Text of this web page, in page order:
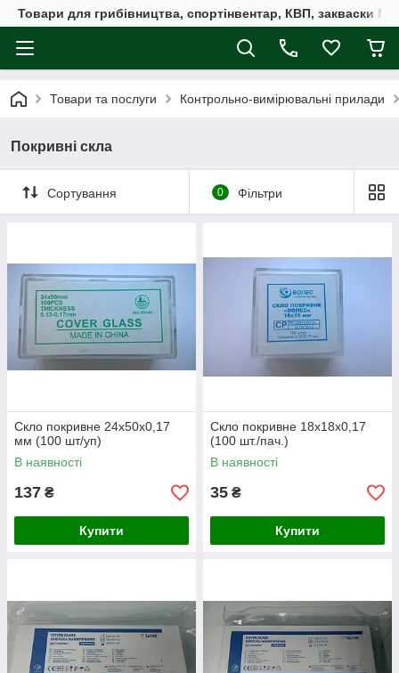
Товари для грибівництва, спортінвентар, КВП, закваски
Товари та послуги Контрольно-вимірювальні прилади
Покривні скла
Сортування 0 Фільтри
Скло покривне 24х50х0,17
мм (100 шт/уп)
В наявності
137 ₴
Купити
Скло покривне 18х18х0,17
(100 шт./пач.)
В наявності
35 ₴
Купити